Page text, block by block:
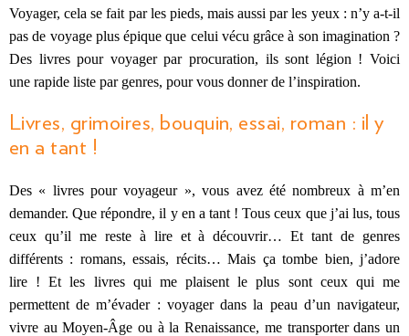
Voyager, cela se fait par les pieds, mais aussi par les yeux : n’y a-t-il
pas de voyage plus épique que celui vécu grâce à son imagination ?
Des livres pour voyager par procuration, ils sont légion ! Voici
une rapide liste par genres, pour vous donner de l’inspiration.
Livres, grimoires, bouquin, essai, roman : il y
en a tant !
Des « livres pour voyageur », vous avez été nombreux à m’en
demander. Que répondre, il y en a tant ! Tous ceux que j’ai lus, tous
ceux qu’il me reste à lire et à découvrir… Et tant de genres
différents : romans, essais, récits… Mais ça tombe bien, j’adore
lire ! Et les livres qui me plaisent le plus sont ceux qui me
permettent de m’évader : voyager dans la peau d’un navigateur,
vivre au Moyen-Âge ou à la Renaissance, me transporter dans un